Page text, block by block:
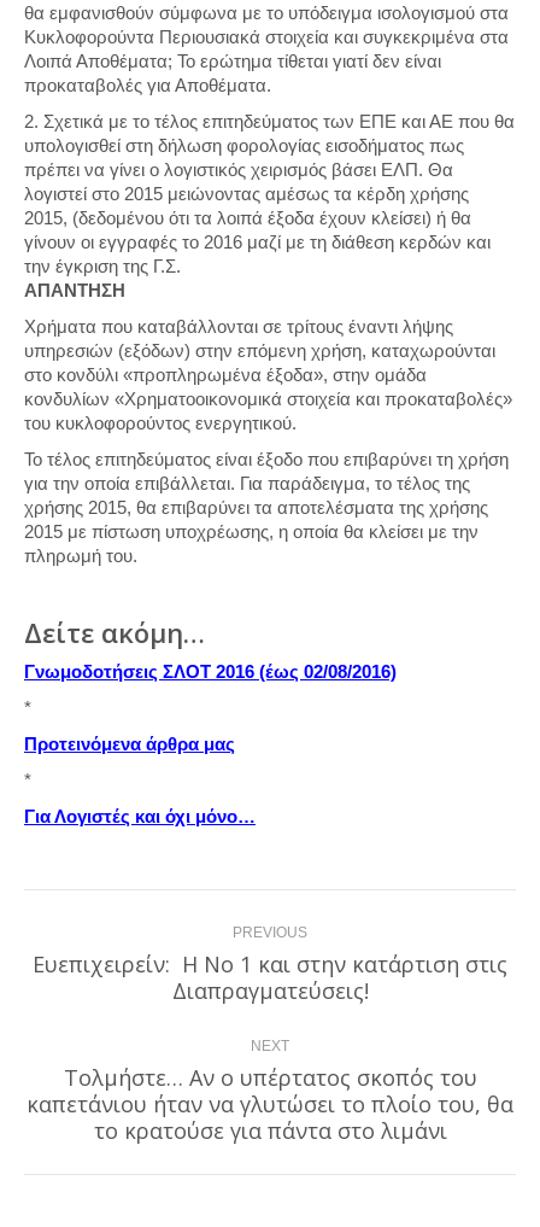
θα εμφανισθούν σύμφωνα με το υπόδειγμα ισολογισμού στα
Κυκλοφορούντα Περιουσιακά στοιχεία και συγκεκριμένα στα
Λοιπά Αποθέματα; Το ερώτημα τίθεται γιατί δεν είναι
προκαταβολές για Αποθέματα.
2. Σχετικά με το τέλος επιτηδεύματος των ΕΠΕ και ΑΕ που θα
υπολογισθεί στη δήλωση φορολογίας εισοδήματος πως
πρέπει να γίνει ο λογιστικός χειρισμός βάσει ΕΛΠ. Θα
λογιστεί στο 2015 μειώνοντας αμέσως τα κέρδη χρήσης
2015, (δεδομένου ότι τα λοιπά έξοδα έχουν κλείσει) ή θα
γίνουν οι εγγραφές το 2016 μαζί με τη διάθεση κερδών και
την έγκριση της Γ.Σ.
ΑΠΑΝΤΗΣΗ
Χρήματα που καταβάλλονται σε τρίτους έναντι λήψης
υπηρεσιών (εξόδων) στην επόμενη χρήση, καταχωρούνται
στο κονδύλι «προπληρωμένα έξοδα», στην ομάδα
κονδυλίων «Χρηματοοικονομικά στοιχεία και προκαταβολές»
του κυκλοφορούντος ενεργητικού.
Το τέλος επιτηδεύματος είναι έξοδο που επιβαρύνει τη χρήση
για την οποία επιβάλλεται. Για παράδειγμα, το τέλος της
χρήσης 2015, θα επιβαρύνει τα αποτελέσματα της χρήσης
2015 με πίστωση υποχρέωσης, η οποία θα κλείσει με την
πληρωμή του.
Δείτε ακόμη…
Γνωμοδοτήσεις ΣΛΟΤ 2016 (έως 02/08/2016)
*
Προτεινόμενα άρθρα μας
*
Για Λογιστές και όχι μόνο…
navigation PREVIOUS
Previous
post:
Ευεπιχειρείν: Η Νο 1 και στην κατάρτιση στις
Διαπραγματεύσεις!
NEXT
Next
post:
Τολμήστε… Αν ο υπέρτατος σκοπός του
καπετάνιου ήταν να γλυτώσει το πλοίο του, θα
το κρατούσε για πάντα στο λιμάνι